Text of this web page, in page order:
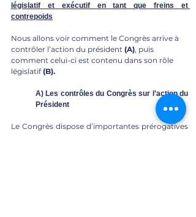
législatif et exécutif en tant que freins et
contrepoids
Nous allons voir comment le Congrès arrive à
contrôler l’action du président (A), puis
comment celui-ci est contenu dans son rôle
législatif (B).
A) Les contrôles du Congrès sur l’action du
Président
Le Congrès dispose d’importantes prérogatives